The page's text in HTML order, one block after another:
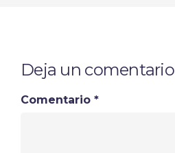
Deja un comentario
Comentario *